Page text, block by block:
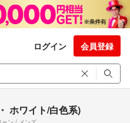
ログイン 会員登録
ホワイト/白色系)